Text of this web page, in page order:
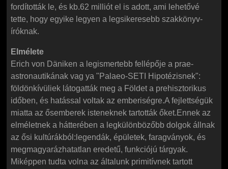
fordították le, és kb.62 milliót el is adott, ami lehetővé
tette, hogy egyike legyen a legsikeresebb szakkönyv-
íróknak.
Elmélete
Erich von Däniken a legismertebb fellépője a prae-
astronautikának vag ya "Palaeo-SETI Hipotézisnek":
földönkívüliek látogatták meg a Földet a prehisztorikus
időben, és hatással voltak az emberiségre.A fejlettségük
miatta az ősemberek isteneknek tartották őket.Ennek az
elméletnek a hátterében a legkülönbözőbb dolgok állnak
az ősi kultúrákból:legendák, épületek, faragványok, és
megmagyarázhatatlan eredetű, funkciójú tárgyak.
Miképpen tudta volna az általunk primitívnek tartott